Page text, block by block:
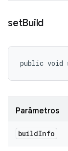
setBuild
public void
Parâmetros
buildInfo